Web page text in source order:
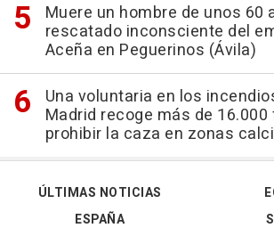
Muere un hombre de unos 60
rescatado inconsciente del
Aceña en Peguerinos (Ávila)
Una voluntaria en los
Madrid recoge más de
prohibir la caza en zonas
ÚLTIMAS NOTICIAS
ESPAÑA